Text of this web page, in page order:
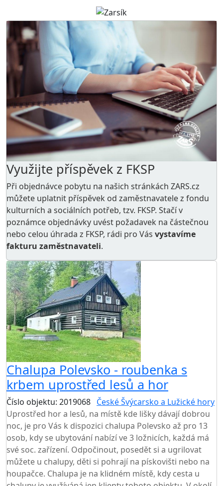
Využijte příspěvek z FKSP
Při objednávce pobytu na našich stránkách ZARS.cz
můžete uplatnit příspěvek od zaměstnavatele z fondu
kulturních a sociálních potřeb, tzv. FKSP. Stačí v
poznámce objednávky uvést požadavek na částečnou
nebo celou úhrada z FKSP, rádi pro Vás vystavíme
fakturu zaměstnavateli.
Chalupa Polevsko - roubenka s
krbem uprostřed lesů a hor
Číslo objektu: 2019068 České Švýcarsko a Lužické hory
Uprostřed hor a lesů, na místě kde lišky dávají dobrou
noc, je pro Vás k dispozici chalupa Polevsko až pro 13
osob, kdy se ubytování nabízí ve 3 ložnicích, každá má
své soc. zařízení. Odpočinout, posedět si a ugrilovat
můžete u chalupy, děti si pohrají na pískovišti nebo na
houpačce. Chalupa je na klidném místě, kdy cesta u